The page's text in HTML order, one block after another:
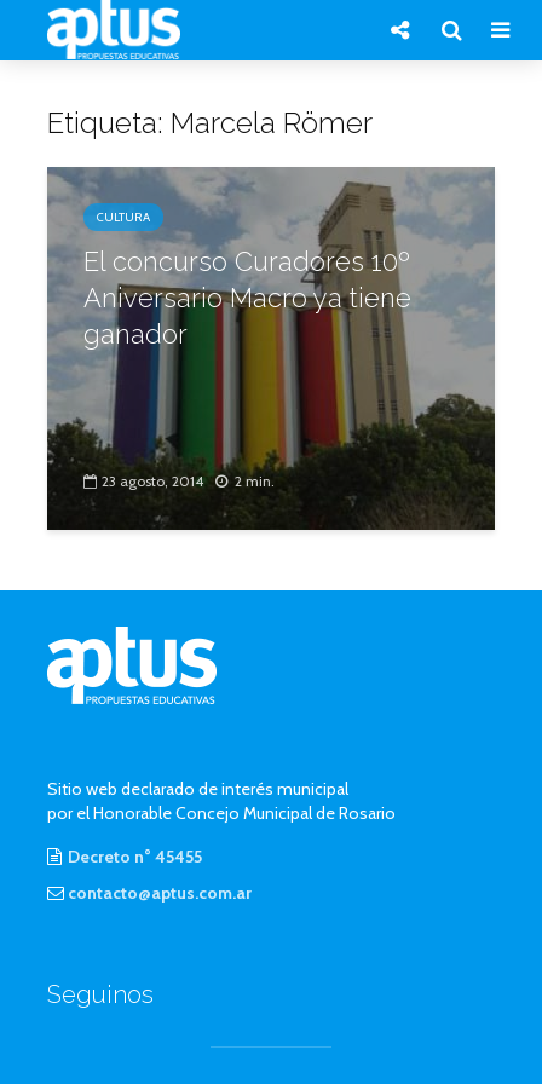
Etiqueta: Marcela Römer
CULTURA
El concurso Curadores 10º
Aniversario Macro ya tiene
ganador
23 agosto, 2014 2 min.
Sitio web declarado de interés municipal
por el Honorable Concejo Municipal de Rosario
Decreto n° 45455
contacto@aptus.com.ar
Seguinos